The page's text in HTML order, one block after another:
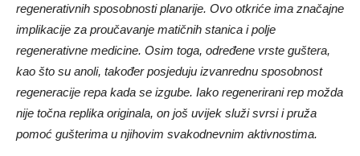
regenerativnih sposobnosti planarije. Ovo otkriće ima značajne
implikacije za proučavanje matičnih stanica i polje
regenerativne medicine. Osim toga, određene vrste guštera,
kao što su anoli, također posjeduju izvanrednu sposobnost
regeneracije repa kada se izgube. Iako regenerirani rep možda
nije točna replika originala, on još uvijek služi svrsi i pruža
pomoć gušterima u njihovim svakodnevnim aktivnostima.